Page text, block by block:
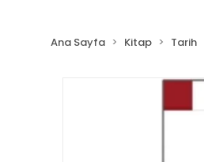
Ana Sayfa Kitap Tarih